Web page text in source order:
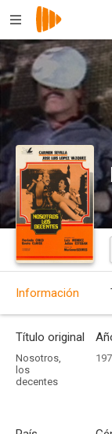
Información
Título original
Nosotros,
los
decentes